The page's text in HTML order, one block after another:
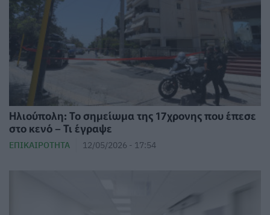
Ηλιούπολη: Το σημείωμα της 17χρονης που έπεσε
στο κενό – Τι έγραψε
ΕΠΙΚΑΙΡΌΤΗΤΑ 12/05/2026 - 17:54